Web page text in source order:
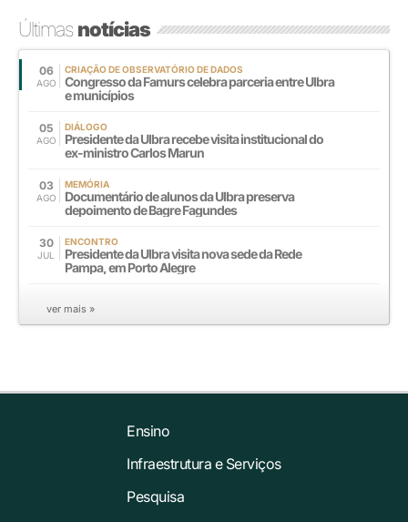
Últimasnotícias
06
AGO
CRIAÇÃO DE OBSERVATÓRIO DE DADOS
Congresso da Famurs celebra parceria entre Ulbra
e municípios
05
AGO
DIÁLOGO
Presidente da Ulbra recebe visita institucional do
ex-ministro Carlos Marun
03
AGO
MEMÓRIA
Documentário de alunos da Ulbra preserva
depoimento de Bagre Fagundes
30
JUL
ENCONTRO
Presidente da Ulbra visita nova sede da Rede
Pampa, em Porto Alegre
ver mais »
Ensino
Infraestrutura e Serviços
Pesquisa